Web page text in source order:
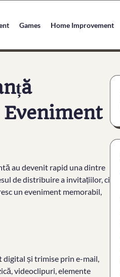
Games Home Improvement
au devenit rapid una dintre
de distribuire a invitațiilor, ci
un eveniment memorabil,
și trimise prin e-mail,
videoclipuri, elemente